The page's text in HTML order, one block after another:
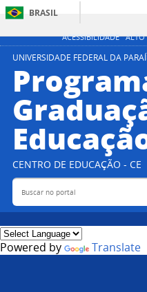
ACESSIBILIDADE ALTO
BRASIL
UNIVERSIDADE FEDERAL DA
CENTRO DE EDUCAÇÃO - CE
Buscar no portal
Powered by Translate